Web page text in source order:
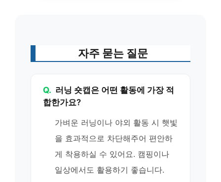
자주 묻는 질문
Q. 러닝 숏캡은 어떤 활동에 가장 적
합한가요?
가벼운 러닝이나 야외 활동 시 햇빛
을 효과적으로 차단해주어 편안하
게 착용하실 수 있어요. 캠핑이나
일상에서도 활용하기 좋습니다.